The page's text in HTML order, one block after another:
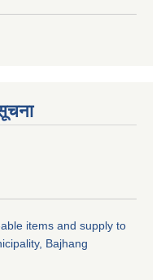
items and supply to
Bajhang